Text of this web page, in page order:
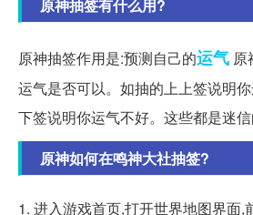
原神抽签有什么用?
原神抽签作用是:预测自己的运气 原
运气是否可以。如抽的上上签说明
下签说明你运气不好。这些都是迷信
原神如何在鸣神大社抽签?
1. 进入游戏首页,打开世界地图界面,